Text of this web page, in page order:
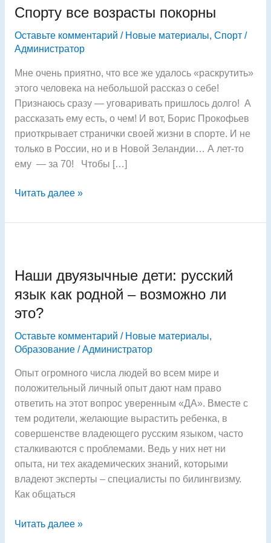
Спорту все возрасты покорны
Оставьте комментарий / Новые материалы, Спорт/
Администратор
Мне очень приятно, что все же удалось «раскрутить»
этого человека на небольшой рассказ о себе!
Признаюсь сразу — уговаривать пришлось долго! А
рассказать ему есть, о чем! И вот, Борис Прокофьев
приоткрывает странички своей жизни в спорте. И не
только в России, но и в Новой Зеландии… А лет-то
ему — за 70! Чтобы […]
возрасты
Читать далее »
Наши двуязычные дети: русский
язык как родной – возможно ли
это?
Оставьте комментарий / Новые материалы,
Образование/Администратор
Опыт огромного числа людей во всем мире и
положительный личный опыт дают нам право
ответить на этот вопрос уверенным «ДА». Вместе с
тем родители, желающие вырастить ребенка, в
совершенстве владеющего русским языком, часто
сталкиваются с проблемами. Ведь у них нет ни
опыта, ни тех академических знаний, которыми
владеют эксперты – специалисты по билингвизму.
Как общаться
дети:
русский
как
родной
–
Читать далее »